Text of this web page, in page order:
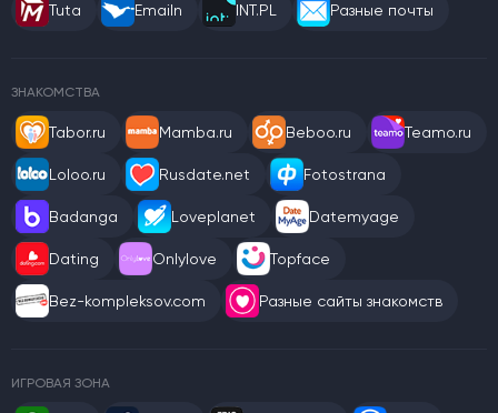
Tuta Emailn INT.PL Разные почты
ЗНАКОМСТВА
Tabor.ru Mamba.ru Beboo.ru Teamo.ru
Loloo.ru Rusdate.net Fotostrana
Badanga Loveplanet Datemyage
Dating Onlylove Topface
Bez-kompleksov.com Разные сайты знакомств
ИГРОВАЯ ЗОНА